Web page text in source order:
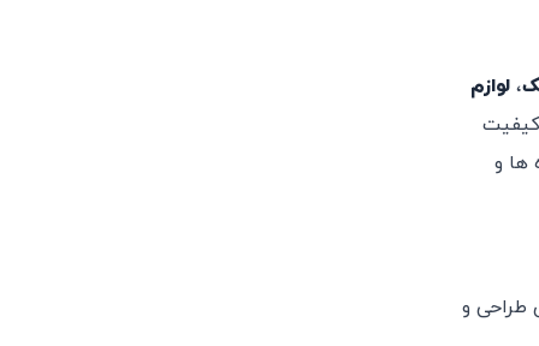
، لوازم
کیفیت
ها و
طراحی و